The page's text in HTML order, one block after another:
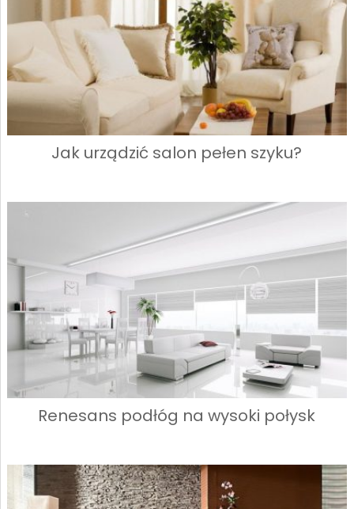
Jak urządzić salon pełen szyku?
Renesans podłóg na wysoki połysk